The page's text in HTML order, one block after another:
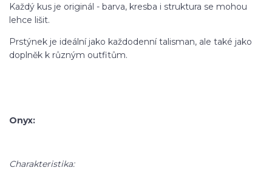
Každý kus je originál - barva, kresba i struktura se mohou
lehce lišit.
Prstýnek je ideální jako každodenní talisman, ale také jako
doplněk k různým outfitům.
Onyx:
Charakteristika: